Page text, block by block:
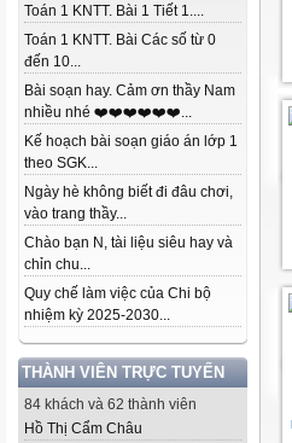
Toán 1 KNTT. Bài 1 Tiết 1....
Toán 1 KNTT. Bài Các số từ 0
đến 10...
Bài soạn hay. Cảm ơn thầy Nam
nhiều nhé ❤️❤️❤️❤️❤️❤️...
Kế hoạch bài soạn giáo án lớp 1
theo SGK...
Ngày hè không biết đi đâu chơi,
vào trang thầy...
Chào bạn N, tài liệu siêu hay và
chỉn chu...
Quy chế làm việc của Chi bộ
nhiệm kỳ 2025-2030...
THÀNH VIÊN TRỰC TUYẾN
84 khách và 62 thành viên
Hồ Thị Cẩm Châu